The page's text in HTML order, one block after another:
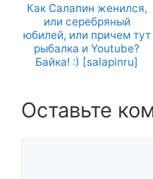
Как Салапин женился,
или серебряный
юбилей, или причем тут
рыбалка и Youtube?
Байка! :) [salapinru]
Оставьте